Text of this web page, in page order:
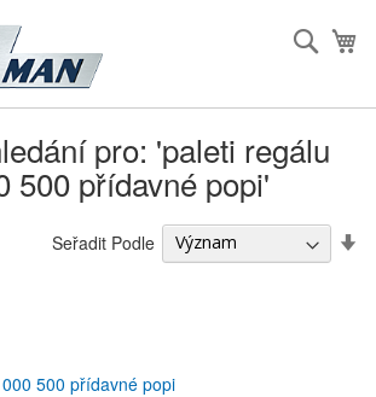
pro: 'paleti regálu
500 přídavné popi'
Seřadit Podle
500 přídavné popi